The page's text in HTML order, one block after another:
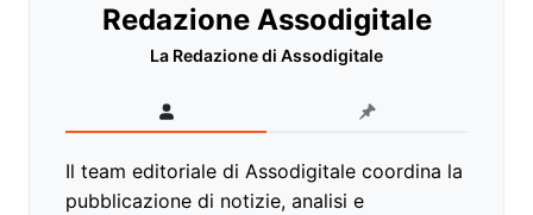
Redazione Assodigitale
La Redazione di Assodigitale
Il team editoriale di Assodigitale coordina la
pubblicazione di notizie, analisi e